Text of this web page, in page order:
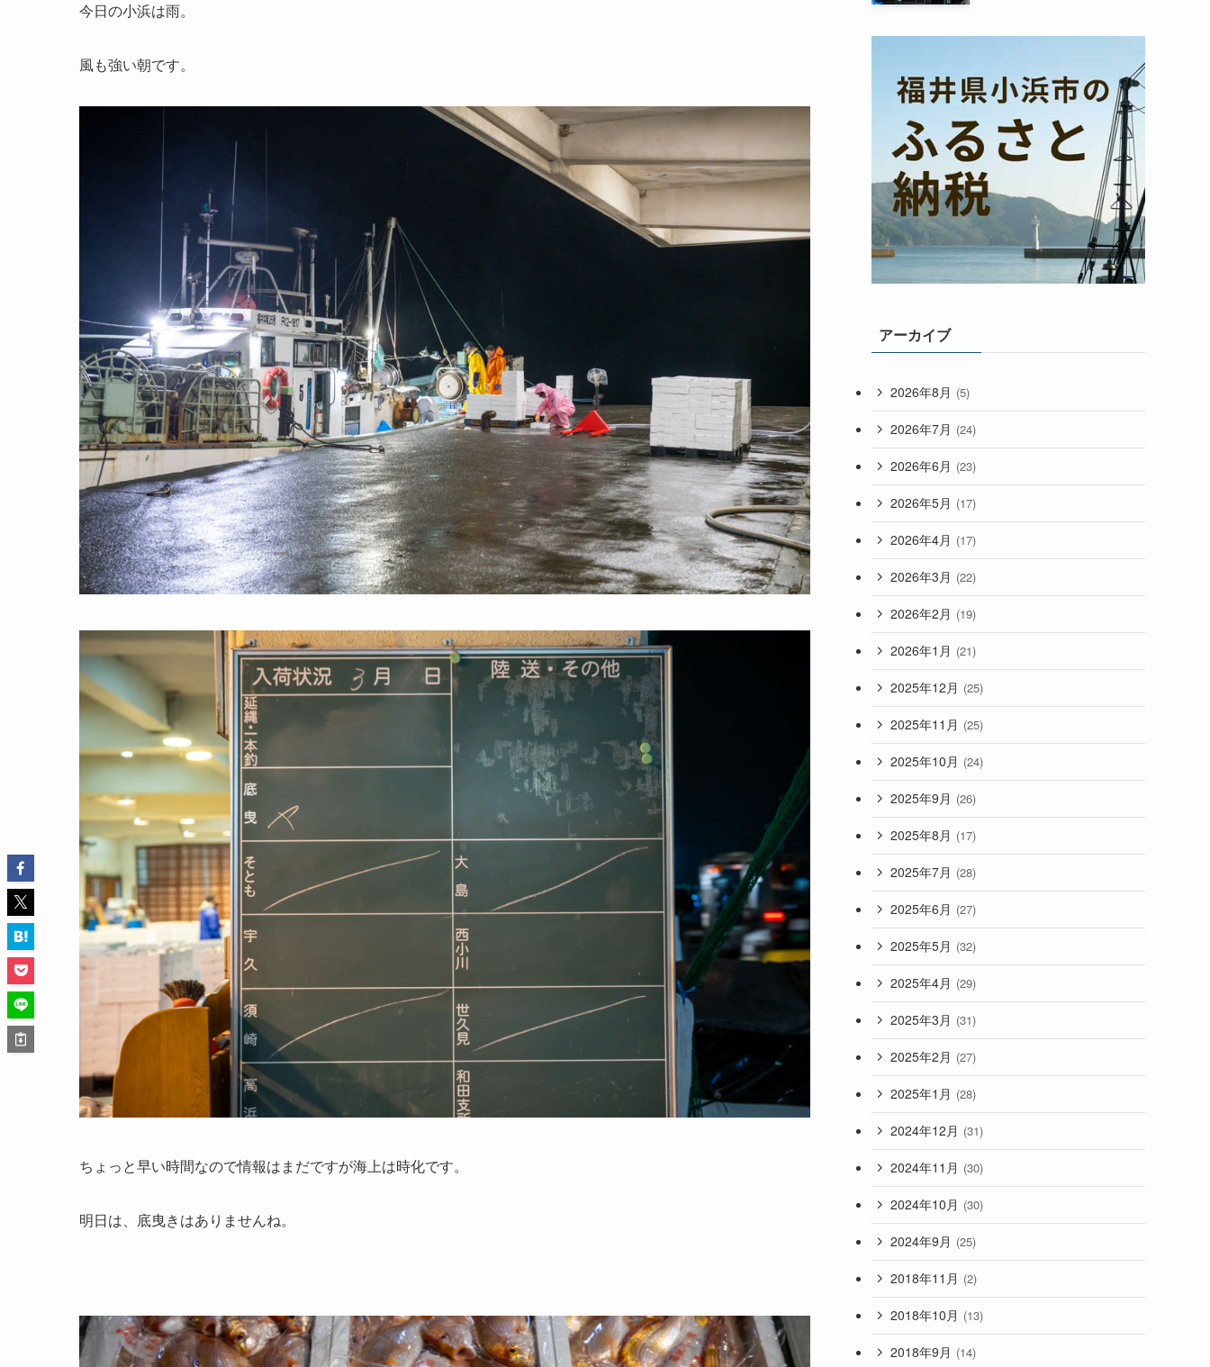
今日の小浜は雨。
風も強い朝です。
ちょっと早い時間なので情報はまだですが海上は時化です。
明日は、底曳きはありませんね。
アーカイブ
2026年8月 (5)
2026年7月 (24)
2026年6月 (23)
2026年5月 (17)
2026年4月 (17)
2026年3月 (22)
2026年2月 (19)
2026年1月 (21)
2025年12月 (25)
2025年11月 (25)
2025年10月 (24)
2025年9月 (26)
2025年8月 (17)
2025年7月 (28)
2025年6月 (27)
2025年5月 (32)
2025年4月 (29)
2025年3月 (31)
2025年2月 (27)
2025年1月 (28)
2024年12月 (31)
2024年11月 (30)
2024年10月 (30)
2024年9月 (25)
2018年11月 (2)
2018年10月 (13)
2018年9月 (14)